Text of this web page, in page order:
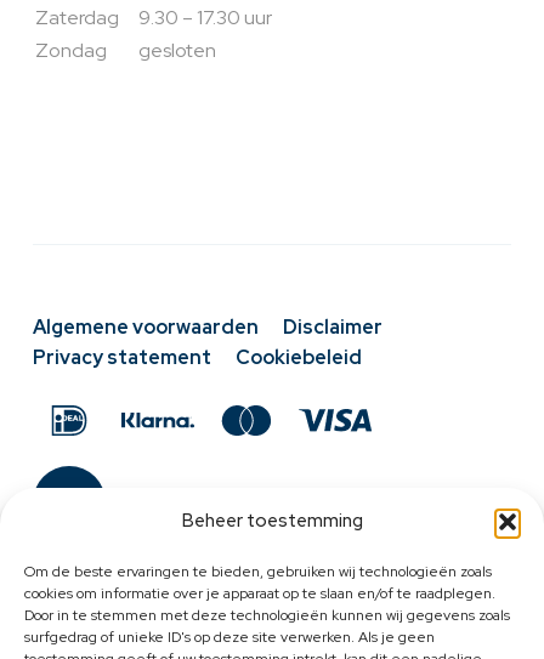
Beheer toestemming
Om de beste ervaringen te bieden, gebruiken wij technologieën zoals
cookies om informatie over je apparaat op te slaan en/of te raadplegen.
Door in te stemmen met deze technologieën kunnen wij gegevens zoals
surfgedrag of unieke ID's op deze site verwerken. Als je geen
Zaterdag
9.30 – 17.30 uur
Zondag
gesloten
Algemene voorwaarden
Disclaimer
Privacy statement
Cookiebeleid